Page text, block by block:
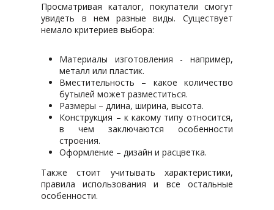
Просматривая каталог, покупатели смогут
увидеть в нем разные виды. Существует
немало критериев выбора:
Материалы изготовления - например,
металл или пластик.
Вместительность – какое количество
бутылей может разместиться.
Размеры – длина, ширина, высота.
Конструкция – к какому типу относится,
в чем заключаются особенности
строения.
Оформление – дизайн и расцветка.
Также стоит учитывать характеристики,
правила использования и все остальные
особенности.